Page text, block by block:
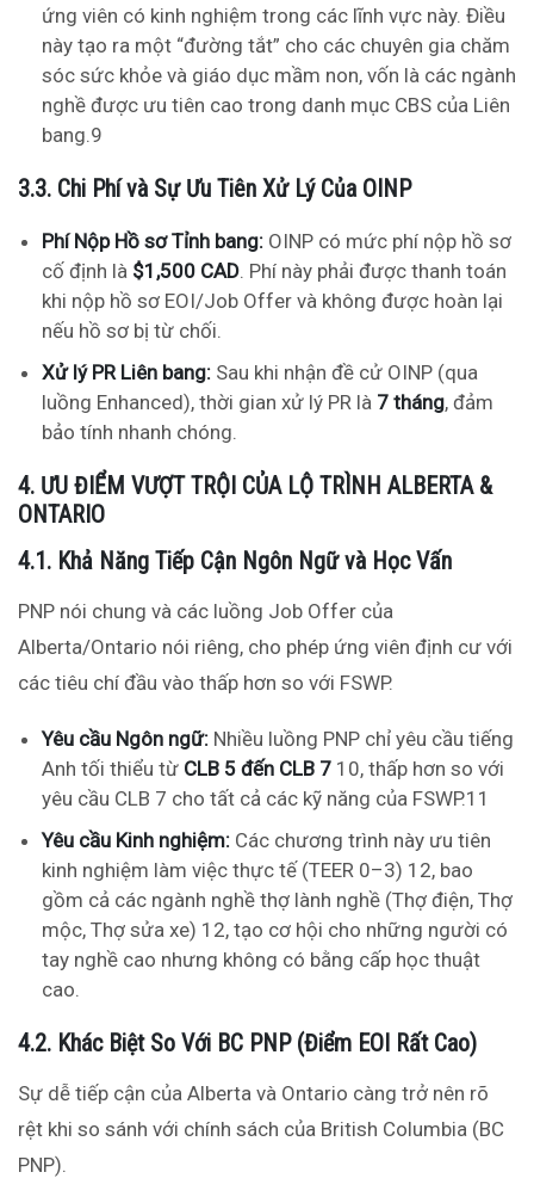
ứng viên có kinh nghiệm trong các lĩnh vực này. Điều
này tạo ra một “đường tắt” cho các chuyên gia chăm
sóc sức khỏe và giáo dục mầm non, vốn là các ngành
nghề được ưu tiên cao trong danh mục CBS của Liên
bang.9
3.3. Chi Phí và Sự Ưu Tiên Xử Lý Của OINP
Phí Nộp Hồ sơ Tỉnh bang: OINP có mức phí nộp hồ sơ
cố định là $1,500 CAD. Phí này phải được thanh toán
khi nộp hồ sơ EOI/Job Offer và không được hoàn lại
nếu hồ sơ bị từ chối.
Xử lý PR Liên bang: Sau khi nhận đề cử OINP (qua
luồng Enhanced), thời gian xử lý PR là 7 tháng, đảm
bảo tính nhanh chóng.
4. ƯU ĐIỂM VƯỢT TRỘI CỦA LỘ TRÌNH ALBERTA &
ONTARIO
4.1. Khả Năng Tiếp Cận Ngôn Ngữ và Học Vấn
PNP nói chung và các luồng Job Offer của
Alberta/Ontario nói riêng, cho phép ứng viên định cư với
các tiêu chí đầu vào thấp hơn so với FSWP.
Yêu cầu Ngôn ngữ: Nhiều luồng PNP chỉ yêu cầu tiếng
Anh tối thiểu từ CLB 5 đến CLB 7 10, thấp hơn so với
yêu cầu CLB 7 cho tất cả các kỹ năng của FSWP.11
Yêu cầu Kinh nghiệm: Các chương trình này ưu tiên
kinh nghiệm làm việc thực tế (TEER 0–3) 12, bao
gồm cả các ngành nghề thợ lành nghề (Thợ điện, Thợ
mộc, Thợ sửa xe) 12, tạo cơ hội cho những người có
tay nghề cao nhưng không có bằng cấp học thuật
cao.
4.2. Khác Biệt So Với BC PNP (Điểm EOI Rất Cao)
Sự dễ tiếp cận của Alberta và Ontario càng trở nên rõ
rệt khi so sánh với chính sách của British Columbia (BC
PNP).